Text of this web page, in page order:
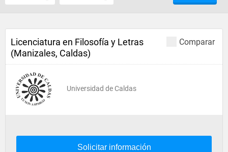
Comparar
Licenciatura en Filosofía y Letras
(Manizales, Caldas)
Universidad de Caldas
Solicitar información